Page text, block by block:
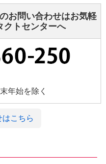
お問い合わせはお気軽
クトセンターへ
年始を除く
こちら